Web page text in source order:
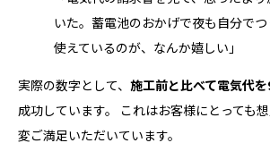
いた。蓄電池のおかげで夜も自分で
使えているのが、なんか嬉しい」
実際の数字として、 施工前と比べて電気代
成功しています。 これはお客様にとっても
変ご満足いただいています。